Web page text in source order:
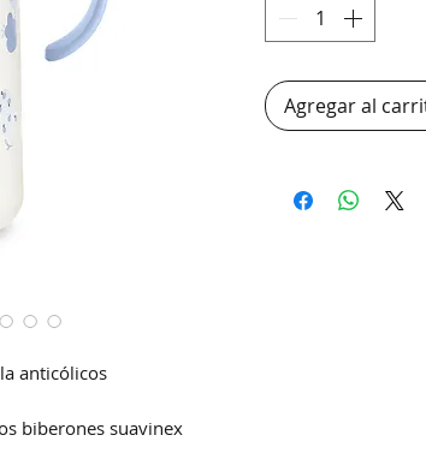
anticólicos
biberones suavinex
Agregar al